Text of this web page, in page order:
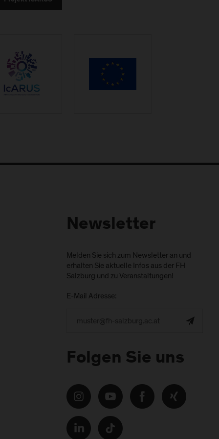
Newsletter
Melden Sie sich zum Newsletter an und
erhalten Sie aktuelle Infos aus der FH
Salzburg und zu Veranstaltungen!
E-Mail Adresse:
Folgen Sie uns